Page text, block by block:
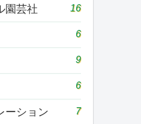
園芸社 16
6
9
6
ーション 7